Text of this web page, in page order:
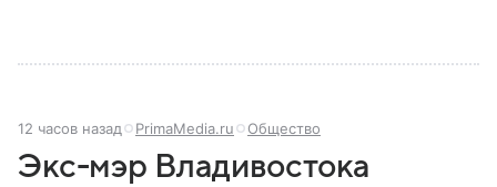
12 часов назад PrimaMedia.ru Общество
Экс-мэр Владивостока